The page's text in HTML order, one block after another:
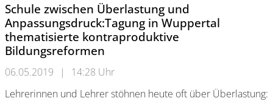
Schule zwischen Überlastung und
Anpassungsdruck:Tagung in Wuppertal
thematisierte kontraproduktive
Bildungsreformen
06.05.2019 |
14:28 Uhr
Lehrerinnen und Lehrer stöhnen heute oft über Überlastung: